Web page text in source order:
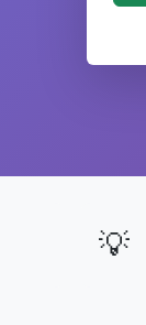
💡